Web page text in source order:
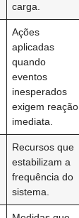
carga.
Ações
aplicadas
quando
eventos
inesperados
exigem reação
imediata.
Recursos que
estabilizam a
frequência do
sistema.